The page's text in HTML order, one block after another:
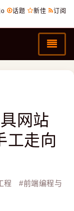
话题 新佳 订阅
网站
工走向
程 #前端编程与